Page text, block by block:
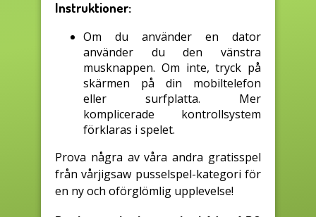
Instruktioner:
Om du använder en dator
använder du den vänstra
musknappen. Om inte, tryck på
skärmen på din mobiltelefon
eller surfplatta. Mer
komplicerade kontrollsystem
förklaras i spelet.
Prova några av våra andra gratisspel
från vårjigsaw pusselspel-kategori för
en ny och oförglömlig upplevelse!